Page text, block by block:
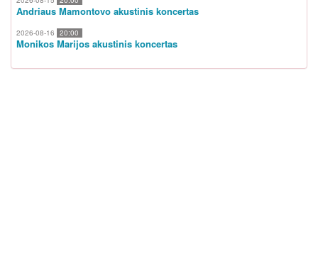
Andriaus Mamontovo akustinis koncertas
2026-08-16 20:00
Monikos Marijos akustinis koncertas